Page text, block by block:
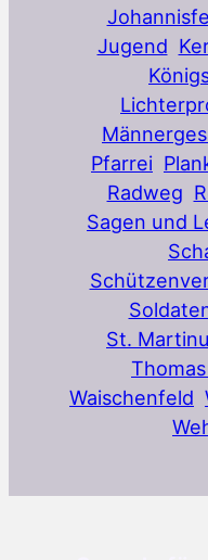
Jugend
Pfarrei
Radweg
Sagen und
St.
Waischenfeld